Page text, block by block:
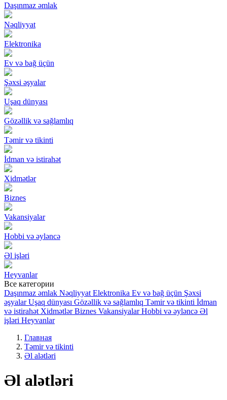
Daşınmaz əmlak
Nəqliyyat
Elektronika
Ev və bağ üçün
Şəxsi əşyalar
Uşaq dünyası
Gözəllik və sağlamlıq
Təmir və tikinti
İdman və istirahət
Xidmətlər
Biznes
Vakansiyalar
Hobbi və əyləncə
Əl işləri
Heyvanlar
Все категории
Daşınmaz əmlak Nəqliyyat Elektronika Ev və bağ üçün Şəxsi
əşyalar Uşaq dünyası Gözəllik və sağlamlıq Təmir və tikinti İdman
və istirahət Xidmətlər Biznes Vakansiyalar Hobbi və əyləncə Əl
işləri Heyvanlar
Главная
Təmir və tikinti
Əl alətləri
Əl alətləri